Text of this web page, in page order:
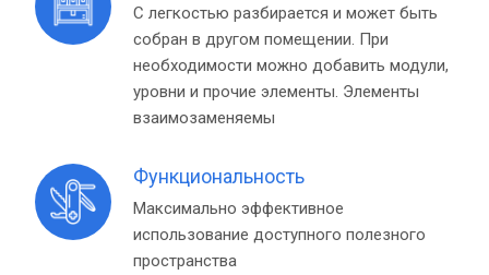
С легкостью разбирается и может быть
собран в другом помещении. При
необходимости можно добавить модули,
уровни и прочие элементы. Элементы
взаимозаменяемы
Функциональность
Максимально эффективное
использование доступного полезного
пространства